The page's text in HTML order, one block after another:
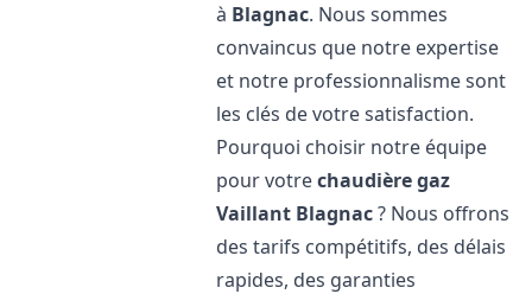
à Blagnac. Nous sommes
convaincus que notre expertise
et notre professionnalisme sont
les clés de votre satisfaction.
Pourquoi choisir notre équipe
pour votrechaudière gaz
Vaillant Blagnac? Nous offrons
des tarifs compétitifs, des délais
rapides, des garanties